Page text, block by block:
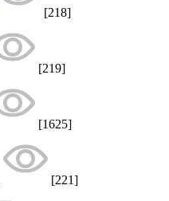
[218]
[219]
[1625]
[221]